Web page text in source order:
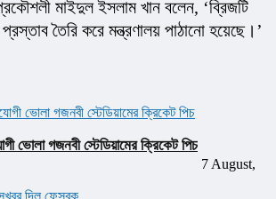
মাইদুল ইসলাম খান বলেন, ‘ব্রিজটি
প্রস্তাব তৈরি করে মন্ত্রণালয় পাঠানো হয়েছে।’
ভোলা গজনবী স্টেডিয়ামের ক্রিকেট পিচ
7 August,